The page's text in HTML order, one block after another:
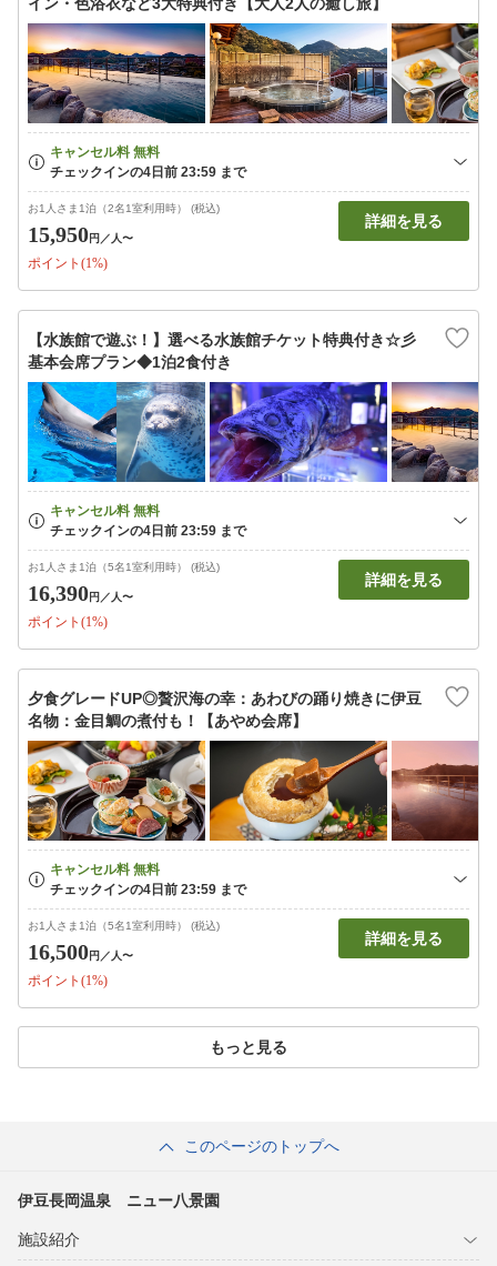
お1人さま1泊（2名1室利用時） (税込)
15,950円 ／人〜
ポイント(1%)
詳細を見る
【水族館で遊ぶ！】選べる水族館チケット特典付き☆彡
基本会席プラン◆1泊2食付き
お1人さま1泊（5名1室利用時） (税込)
16,390円 ／人〜
ポイント(1%)
詳細を見る
夕食グレードUP◎贅沢海の幸：あわびの踊り焼きに伊豆
名物：金目鯛の煮付も！【あやめ会席】
お1人さま1泊（5名1室利用時） (税込)
16,500円 ／人〜
ポイント(1%)
詳細を見る
もっと見る
このページのトップへ
伊豆長岡温泉 ニュー八景園
施設紹介